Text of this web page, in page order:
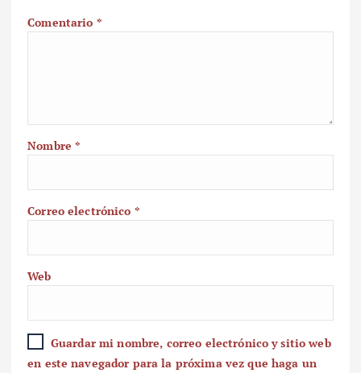
Comentario *
Nombre*
Correo electrónico *
Web
Guardar mi nombre, correo electrónico y sitio web
en este navegador para la próxima vez que haga un